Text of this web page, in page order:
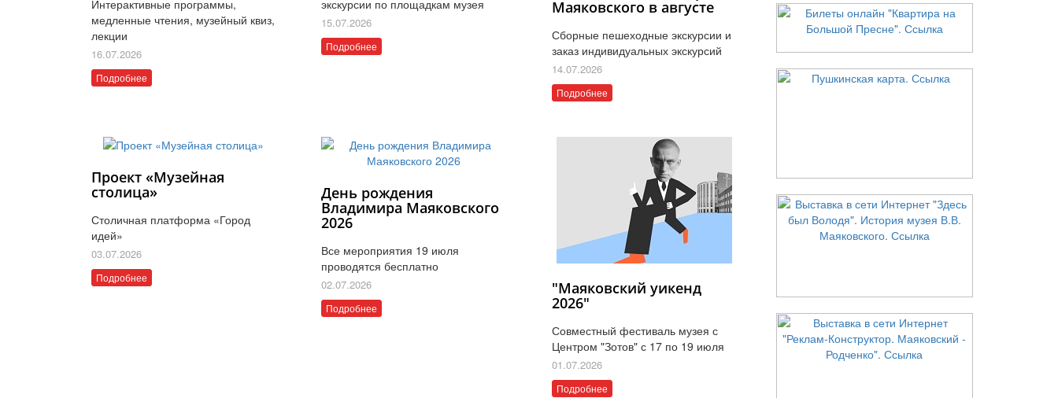
Интерактивные программы,
медленные чтения, музейный квиз,
лекции
16.07.2026
Подробнее
экскурсии по площадкам музея
15.07.2026
Подробнее
Маяковского в августе
Сборные пешеходные экскурсии и
заказ индивидуальных экскурсий
14.07.2026
Подробнее
Проект «Музейная
столица»
Столичная платформа «Город
идей»
03.07.2026
Подробнее
День рождения
Владимира Маяковского
2026
Все мероприятия 19 июля
проводятся бесплатно
02.07.2026
Подробнее
"Маяковский уикенд
2026"
Совместный фестиваль музея с
Центром "Зотов" с 17 по 19 июля
01.07.2026
Подробнее